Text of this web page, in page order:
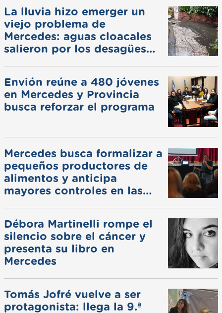
La lluvia hizo emerger un
viejo problema de
Mercedes: aguas cloacales
salieron por los desagües
Envión reúne a 480 jóvenes
en Mercedes y Provincia
busca reforzar el programa
Mercedes busca formalizar a
pequeños productores de
alimentos y anticipa
mayores controles en las
Débora Martinelli rompe el
silencio sobre el cáncer y
presenta su libro en
Mercedes
Tomás Jofré vuelve a ser
protagonista: llega la 9.ª